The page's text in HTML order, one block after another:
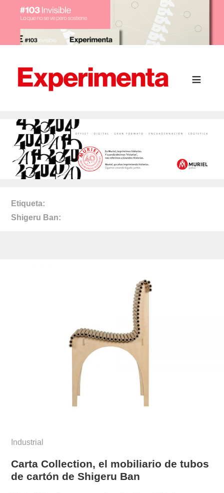
Etiqueta
Shigeru Ban
Industrial
Carta Collection, el mobiliario de tubos
de cartón de Shigeru Ban